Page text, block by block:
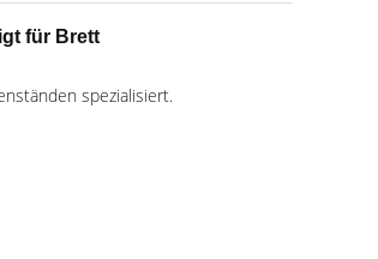
für Brett
spezialisiert.